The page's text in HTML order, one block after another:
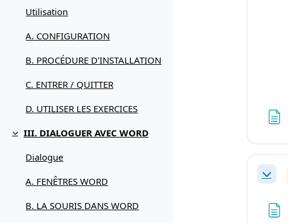
Utilisation
A. CONFIGURATION
B. PROCÉDURE D'INSTALLATION
C. ENTRER / QUITTER
D. UTILISER LES EXERCICES
Replier
III. DIALOGUER AVEC WORD
Dialogue
A. FENÊTRES WORD
B. LA SOURIS DANS WORD
Replier